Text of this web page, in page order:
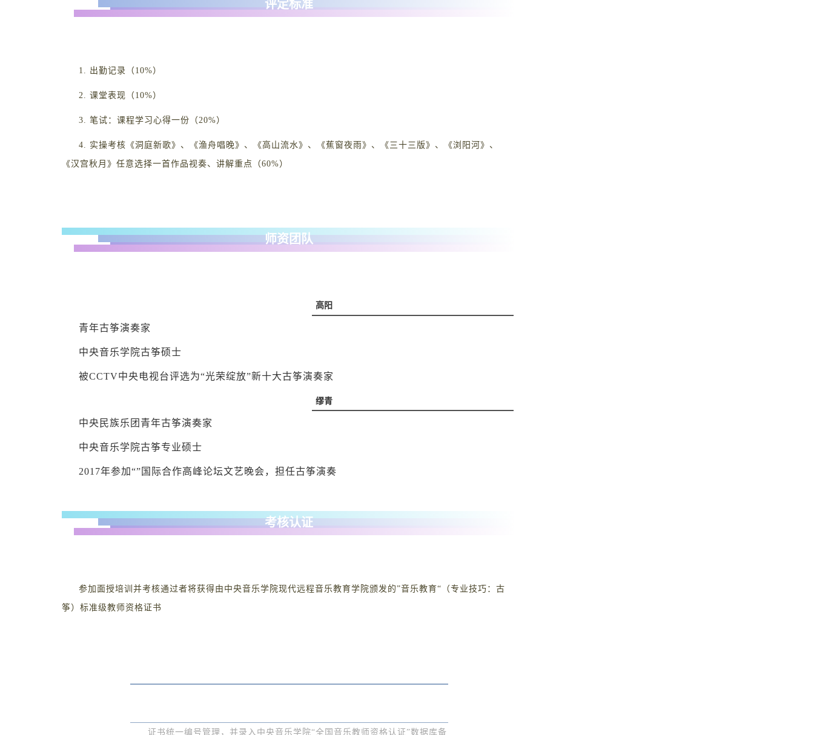
评定标准
1. 出勤记录（10%）
2. 课堂表现（10%）
3. 笔试：课程学习心得一份（20%）
4. 实操考核《洞庭新歌》、《渔舟唱晚》、《高山流水》、《蕉窗夜雨》、《三十三版》、《浏阳河》、
《汉宫秋月》任意选择一首作品视奏、讲解重点（60%）
师资团队
高阳
青年古筝演奏家
中央音乐学院古筝硕士
被CCTV中央电视台评选为“光荣绽放”新十大古筝演奏家
缪青
中央民族乐团青年古筝演奏家
中央音乐学院古筝专业硕士
2017年参加“”国际合作高峰论坛文艺晚会，担任古筝演奏
考核认证
参加面授培训并考核通过者将获得由中央音乐学院现代远程音乐教育学院颁发的”音乐教育“（专业技巧：古
筝）标准级教师资格证书
证书统一编号管理，并录入中央音乐学院“全国音乐教师资格认证”数据库备